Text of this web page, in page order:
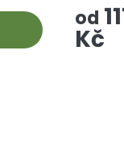
od
Kč